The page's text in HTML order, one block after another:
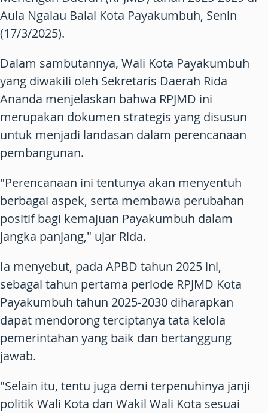
Aula Ngalau Balai Kota Payakumbuh, Senin
(17/3/2025).
Dalam sambutannya, Wali Kota Payakumbuh
yang diwakili oleh Sekretaris Daerah Rida
Ananda menjelaskan bahwa RPJMD ini
merupakan dokumen strategis yang disusun
untuk menjadi landasan dalam perencanaan
pembangunan.
"Perencanaan ini tentunya akan menyentuh
berbagai aspek, serta membawa perubahan
positif bagi kemajuan Payakumbuh dalam
jangka panjang," ujar Rida.
Ia menyebut, pada APBD tahun 2025 ini,
sebagai tahun pertama periode RPJMD Kota
Payakumbuh tahun 2025-2030 diharapkan
dapat mendorong terciptanya tata kelola
pemerintahan yang baik dan bertanggung
jawab.
"Selain itu, tentu juga demi terpenuhinya janji
politik Wali Kota dan Wakil Wali Kota sesuai